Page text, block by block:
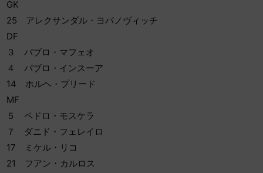
GK
25 アレクサンダル・ヨバノヴィッチ
DF
３ パブロ・マフェオ
４ パブロ・インスーア
14 ホルヘ・プリード
MF
５ ペドロ・モスケラ
７ ダニド・フェレイロ
17 ミケル・リコ
21 フアン・カルロス